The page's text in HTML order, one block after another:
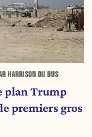
HARRISON DU BUS
plan Trump
premiers gros